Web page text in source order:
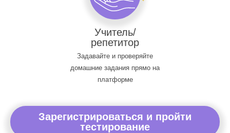
Учитель/
репетитор
Задавайте и проверяйте
домашние задания прямо на
платформе
Зарегистрироваться и пройти
тестирование